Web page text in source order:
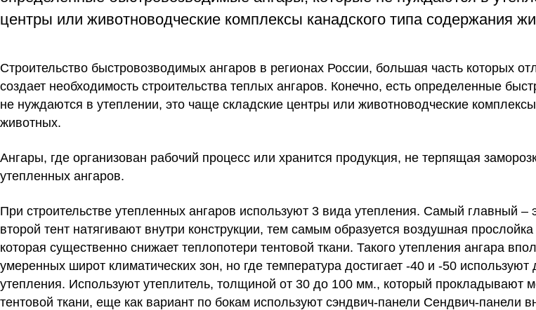
центры или животноводческие комплексы канадского типа содержания
Строительство быстровозводимых ангаров в регионах России, большая часть которых
создает необходимость строительства теплых ангаров. Конечно, есть определенные
не нуждаются в утеплении, это чаще складские центры или животноводческие
животных.
Ангары, где организован рабочий процесс или хранится продукция, не терпящая
утепленных ангаров.
При строительстве утепленных ангаров используют 3 вида утепления. Самый главный –
второй тент натягивают внутри конструкции, тем самым образуется воздушная
которая существенно снижает теплопотери тентовой ткани. Такого утепления ангара
умеренных широт климатических зон, но где температура достигает -40 и -50
утепления. Используют утеплитель, толщиной от 30 до 100 мм., который прокладывают
тентовой ткани, еще как вариант по бокам используют сэндвич-панели Сендвич-панели